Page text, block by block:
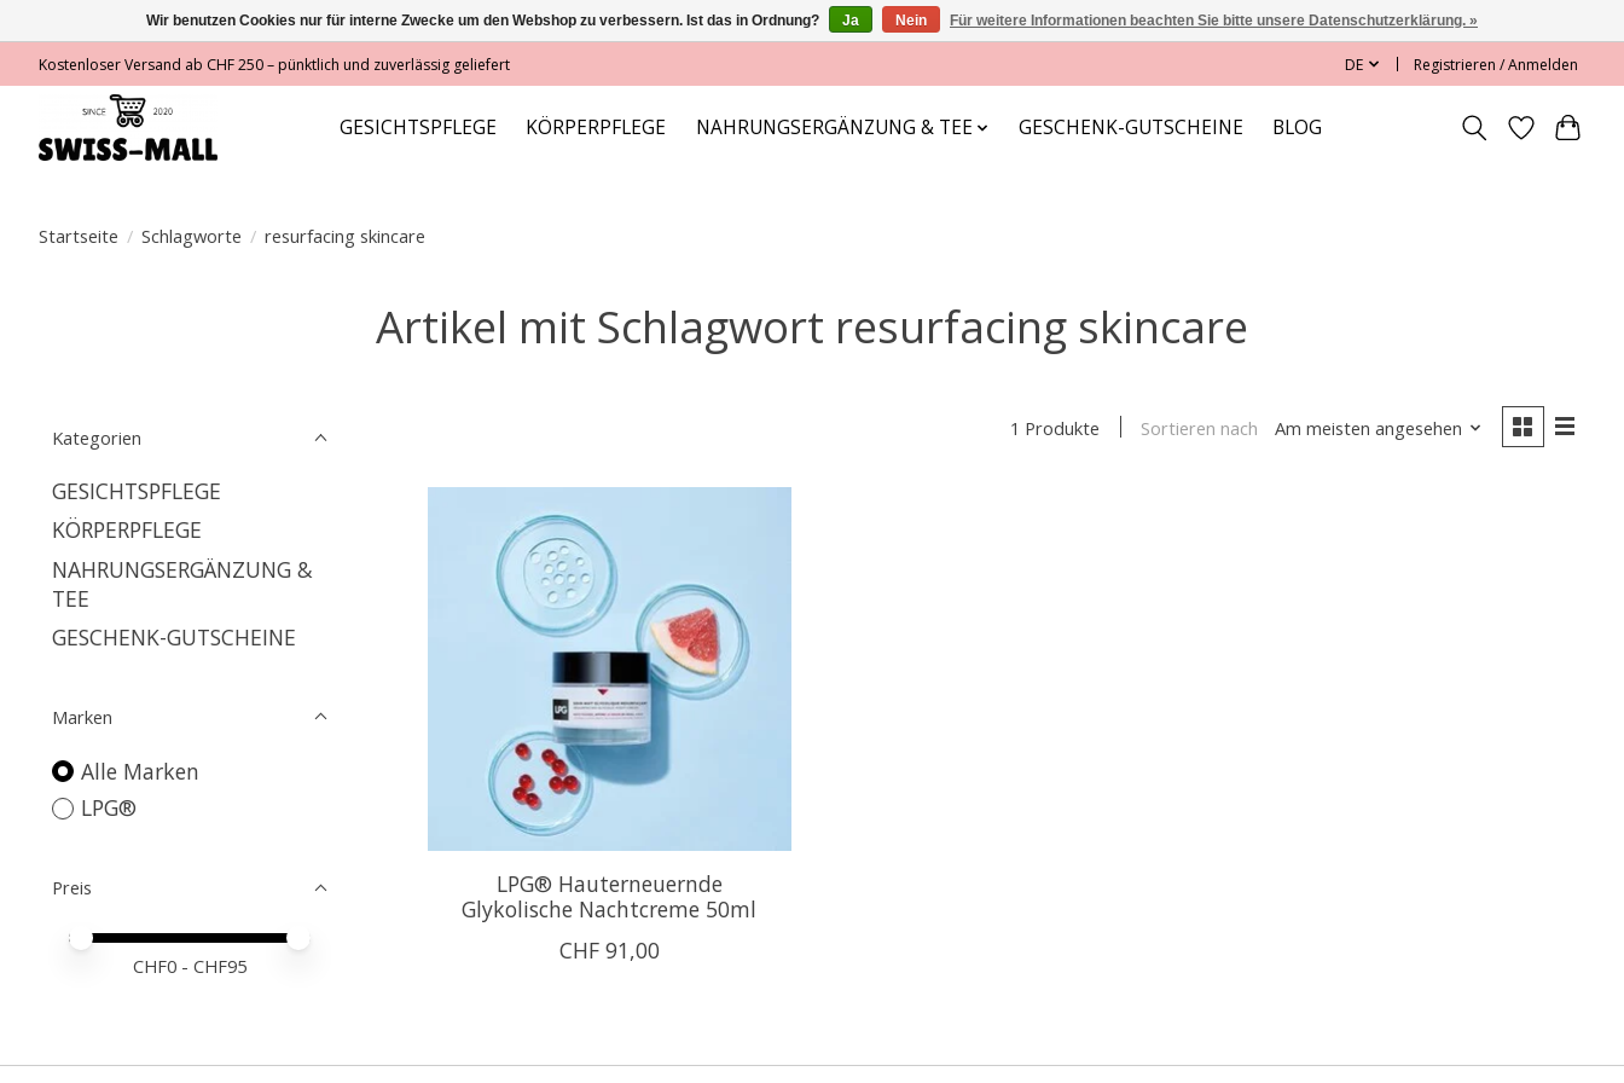
Kostenloser Versand ab CHF 250 – pünktlich und zuverlässig geliefert DE Registrieren / Anmelden
GESICHTSPFLEGE KÖRPERPFLEGE NAHRUNGSERGÄNZUNG & TEE GESCHENK-GUTSCHEINE BLOG
Startseite / Schlagworte / resurfacing skincare
Artikel mit Schlagwort resurfacing skincare
Kategorien
GESICHTSPFLEGE
KÖRPERPFLEGE
NAHRUNGSERGÄNZUNG &
TEE
GESCHENK-GUTSCHEINE
Marken
Alle Marken
LPG®
Preis
Preis – Mindestwert
Price maximum value
CHF0 - CHF95
1 Produkte Sortieren nach Am meisten angesehen
LPG® Hauterneuernde
Glykolische Nachtcreme 50ml
CHF 91,00
Wir benutzen Cookies nur für interne Zwecke um den Webshop zu verbessern. Ist das in Ordnung? Ja Nein Für weitere Informationen beachten Sie bitte unsere Datenschutzerklärung. »